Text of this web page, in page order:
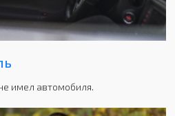
имел автомобиля.